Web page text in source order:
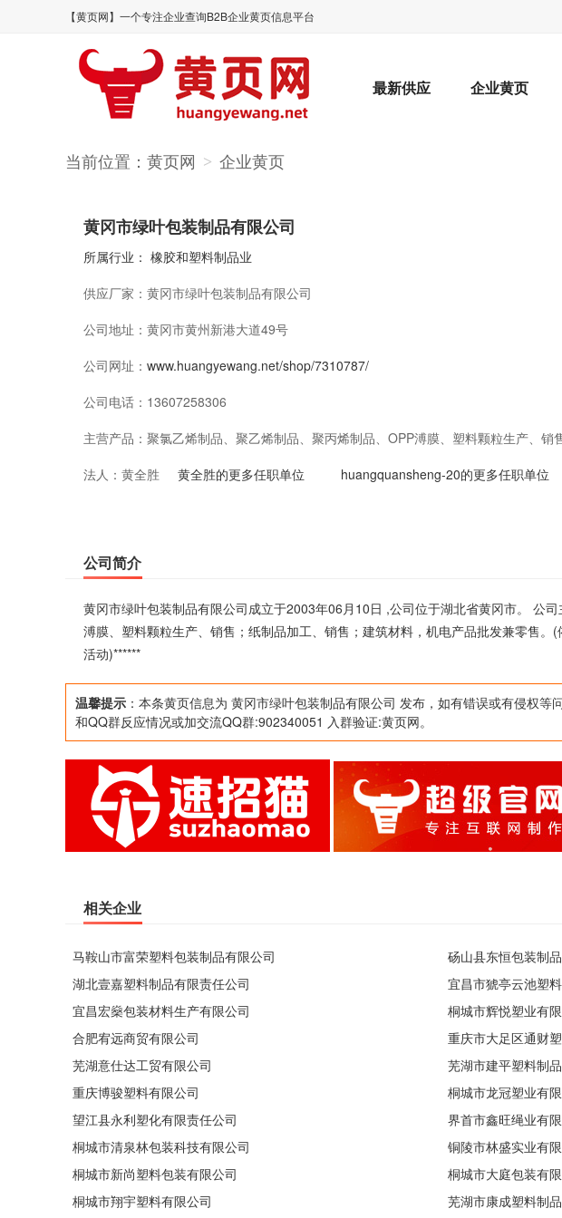
【黄页网】一个专注企业查询B2B企业黄页信息平台
最新供应 企业黄页
当前位置： 黄页网 > 企业黄页
黄冈市绿叶包装制品有限公司
所属行业： 橡胶和塑料制品业
供应厂家： 黄冈市绿叶包装制品有限公司
公司地址： 黄冈市黄州新港大道49号
公司网址： www.huangyewang.net/shop/7310787/
公司电话： 13607258306
主营产品： 聚氯乙烯制品、聚乙烯制品、聚丙烯制品、OPP溥膜、塑料颗粒生产、销
售；建筑材料，机电产品批发兼零售。(依法须经批准的项目，经相关部门
法人： 黄全胜 黄全胜的更多任职单位 huangquansheng-20的更多任职单位
公司简介
黄冈市绿叶包装制品有限公司成立于2003年06月10日 ,公司位于湖北省黄冈市。 公
溥膜、塑料颗粒生产、销售；纸制品加工、销售；建筑材料，机电产品批发兼零售
活动)******
温馨提示 ：本条黄页信息为 黄冈市绿叶包装制品有限公司 发布，如有错误或有侵权等
和QQ群反应情况或加交流QQ群:902340051 入群验证:黄页网。
相关企业
马鞍山市富荣塑料包装制品有限公司
湖北壹嘉塑料制品有限责任公司
宜昌宏燊包装材料生产有限公司
合肥宥远商贸有限公司
芜湖意仕达工贸有限公司
重庆博骏塑料有限公司
望江县永利塑化有限责任公司
桐城市清泉林包装科技有限公司
桐城市新尚塑料包装有限公司
桐城市翔宇塑料有限公司
砀山县东恒包装制
宜昌市猇亭云池塑
桐城市辉悦塑业有
重庆市大足区通财
芜湖市建平塑料制
桐城市龙冠塑业有
界首市鑫旺绳业有
铜陵市林盛实业有
桐城市大庭包装有
芜湖市康成塑料制